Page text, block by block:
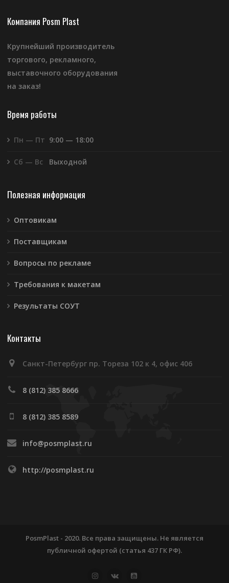
Компания Posm Plast
Крупнейший производитель
торгового, рекламного,
выставочного оборудования
на заказ!
Время работы
Пн — Пт 9:00 — 18:00
Сб — Вс Выходной
Полезная информация
Оптовикам
Поставщикам
Вопросы по рекламе
Требования к макетам
Результаты СОУТ
Контакты
Санкт-Петербург пр. Тореза 102 к 4, офис 406
8 (812) 385 8666
8 (812) 385 8589
info@posmplast.ru
http://posmplast.ru
PosmPlast - 2020. Все права защищены. Не является
публичной офертой (статья 437 ГК РФ).